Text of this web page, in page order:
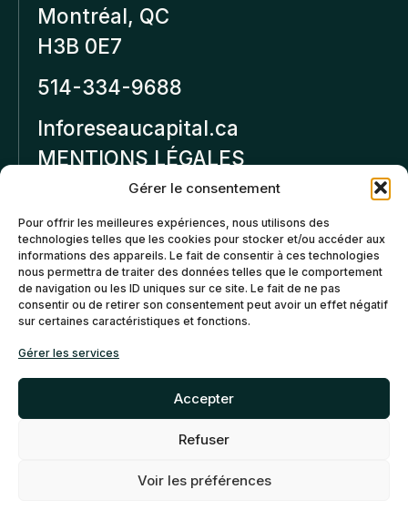
Gérer le consentement
Pour offrir les meilleures expériences, nous utilisons des
technologies telles que les cookies pour stocker et/ou accéder aux
informations des appareils. Le fait de consentir à ces technologies
nous permettra de traiter des données telles que le comportement
de navigation ou les ID uniques sur ce site. Le fait de ne pas
consentir ou de retirer son consentement peut avoir un effet négatif
sur certaines caractéristiques et fonctions.
Gérer les services
Accepter
Refuser
Voir les préférences
Montréal, QC
H3B 0E7
514-334-9688
Inforeseaucapital.ca
MENTIONS LÉGALES
Politique de
confidentialité
Politiques d’annulation et
de remboursement
Politique de cookies (CA)
©2026 Réseau Capital. Tous
droits reservés -
My Little
- Agence web